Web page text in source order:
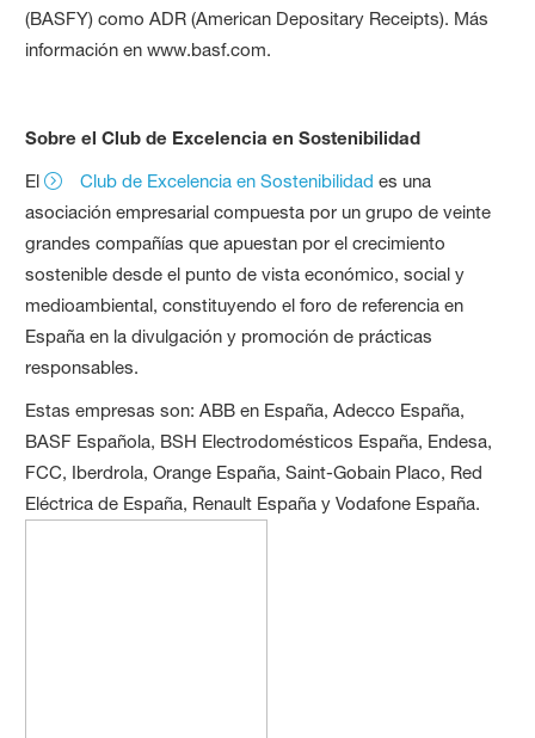
(BASFY) como ADR (American Depositary Receipts). Más
información en www.basf.com.
Sobre el Club de Excelencia en Sostenibilidad
El Club de Excelencia en Sostenibilidad es una
asociación empresarial compuesta por un grupo de veinte
grandes compañías que apuestan por el crecimiento
sostenible desde el punto de vista económico, social y
medioambiental, constituyendo el foro de referencia en
España en la divulgación y promoción de prácticas
responsables.
Estas empresas son: ABB en España, Adecco España,
BASF Española, BSH Electrodomésticos España, Endesa,
FCC, Iberdrola, Orange España, Saint-Gobain Placo, Red
Eléctrica de España, Renault España y Vodafone España.